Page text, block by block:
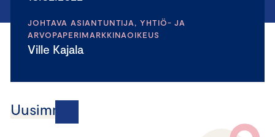
JOHTAVA ASIANTUNTIJA, YHTIÖ- JA
ARVOPAPERIMARKKINAOIKEUS
Ville Kajala
Uusimmat